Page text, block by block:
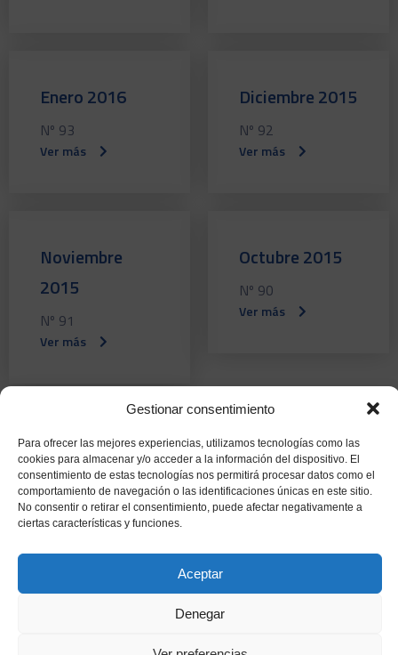
Gestionar consentimiento
Para ofrecer las mejores experiencias, utilizamos tecnologías como las
cookies para almacenar y/o acceder a la información del dispositivo. El
consentimiento de estas tecnologías nos permitirá procesar datos como el
comportamiento de navegación o las identificaciones únicas en este sitio.
No consentir o retirar el consentimiento, puede afectar negativamente a
ciertas características y funciones.
Aceptar
Denegar
Enero 2016
Nº 93
Ver más
Diciembre 2015
Nº 92
Ver más
Noviembre
2015
Nº 91
Ver más
Octubre 2015
Nº 90
Ver más
Septiembre
2015
Nº 89
Ver más
Julio 2015
Nº 88
Ver más